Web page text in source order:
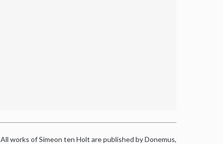
All works of Simeon ten Holt are published by Donemus,